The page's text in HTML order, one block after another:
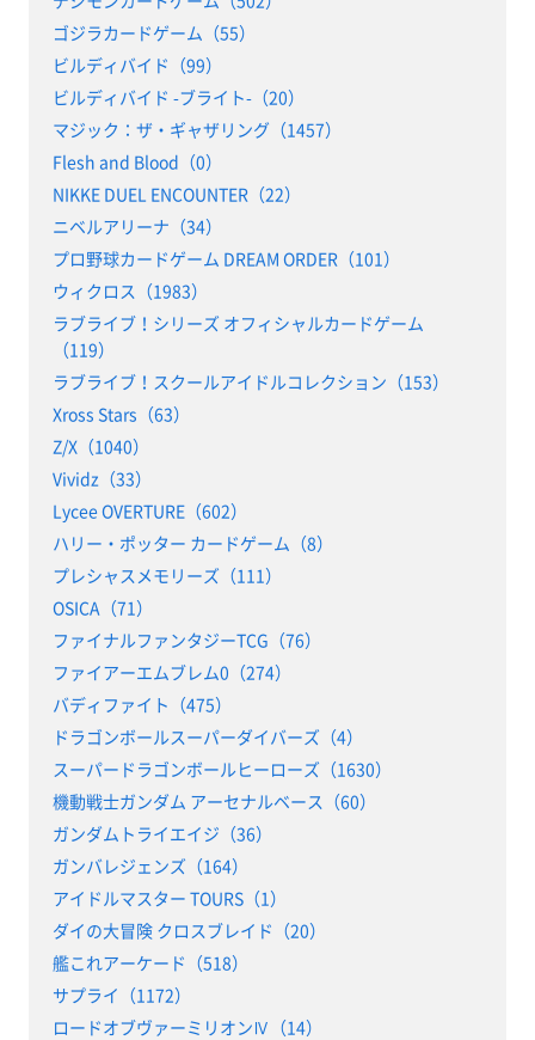
ゴジラカードゲーム（55）
ビルディバイド（99）
ビルディバイド -ブライト-（20）
マジック：ザ・ギャザリング（1457）
Flesh and Blood（0）
NIKKE DUEL ENCOUNTER（22）
ニベルアリーナ（34）
プロ野球カードゲーム DREAM ORDER（101）
ウィクロス（1983）
ラブライブ！シリーズ オフィシャルカードゲーム
（119）
ラブライブ！スクールアイドルコレクション（153）
Xross Stars（63）
Z/X（1040）
Vividz（33）
Lycee OVERTURE（602）
ハリー・ポッター カードゲーム（8）
プレシャスメモリーズ（111）
OSICA（71）
ファイナルファンタジーTCG（76）
ファイアーエムブレム0（274）
バディファイト（475）
ドラゴンボールスーパーダイバーズ（4）
スーパードラゴンボールヒーローズ（1630）
機動戦士ガンダム アーセナルベース（60）
ガンダムトライエイジ（36）
ガンバレジェンズ（164）
アイドルマスター TOURS（1）
ダイの大冒険 クロスブレイド（20）
艦これアーケード（518）
サプライ（1172）
ロードオブヴァーミリオンⅣ（14）